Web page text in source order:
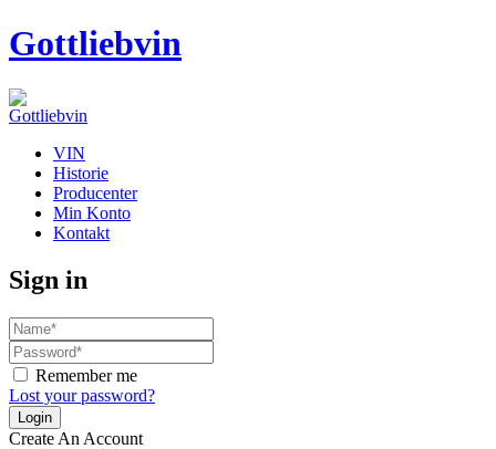
Gottliebvin
VIN
Historie
Producenter
Min Konto
Kontakt
Sign in
Remember me
Lost your password?
Create An Account